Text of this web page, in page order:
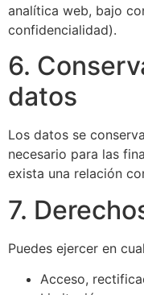
analítica web, bajo
confidencialidad).
6.
datos
Los datos se
necesario para las
exista una relación
7.
Puedes ejercer en
Acceso,